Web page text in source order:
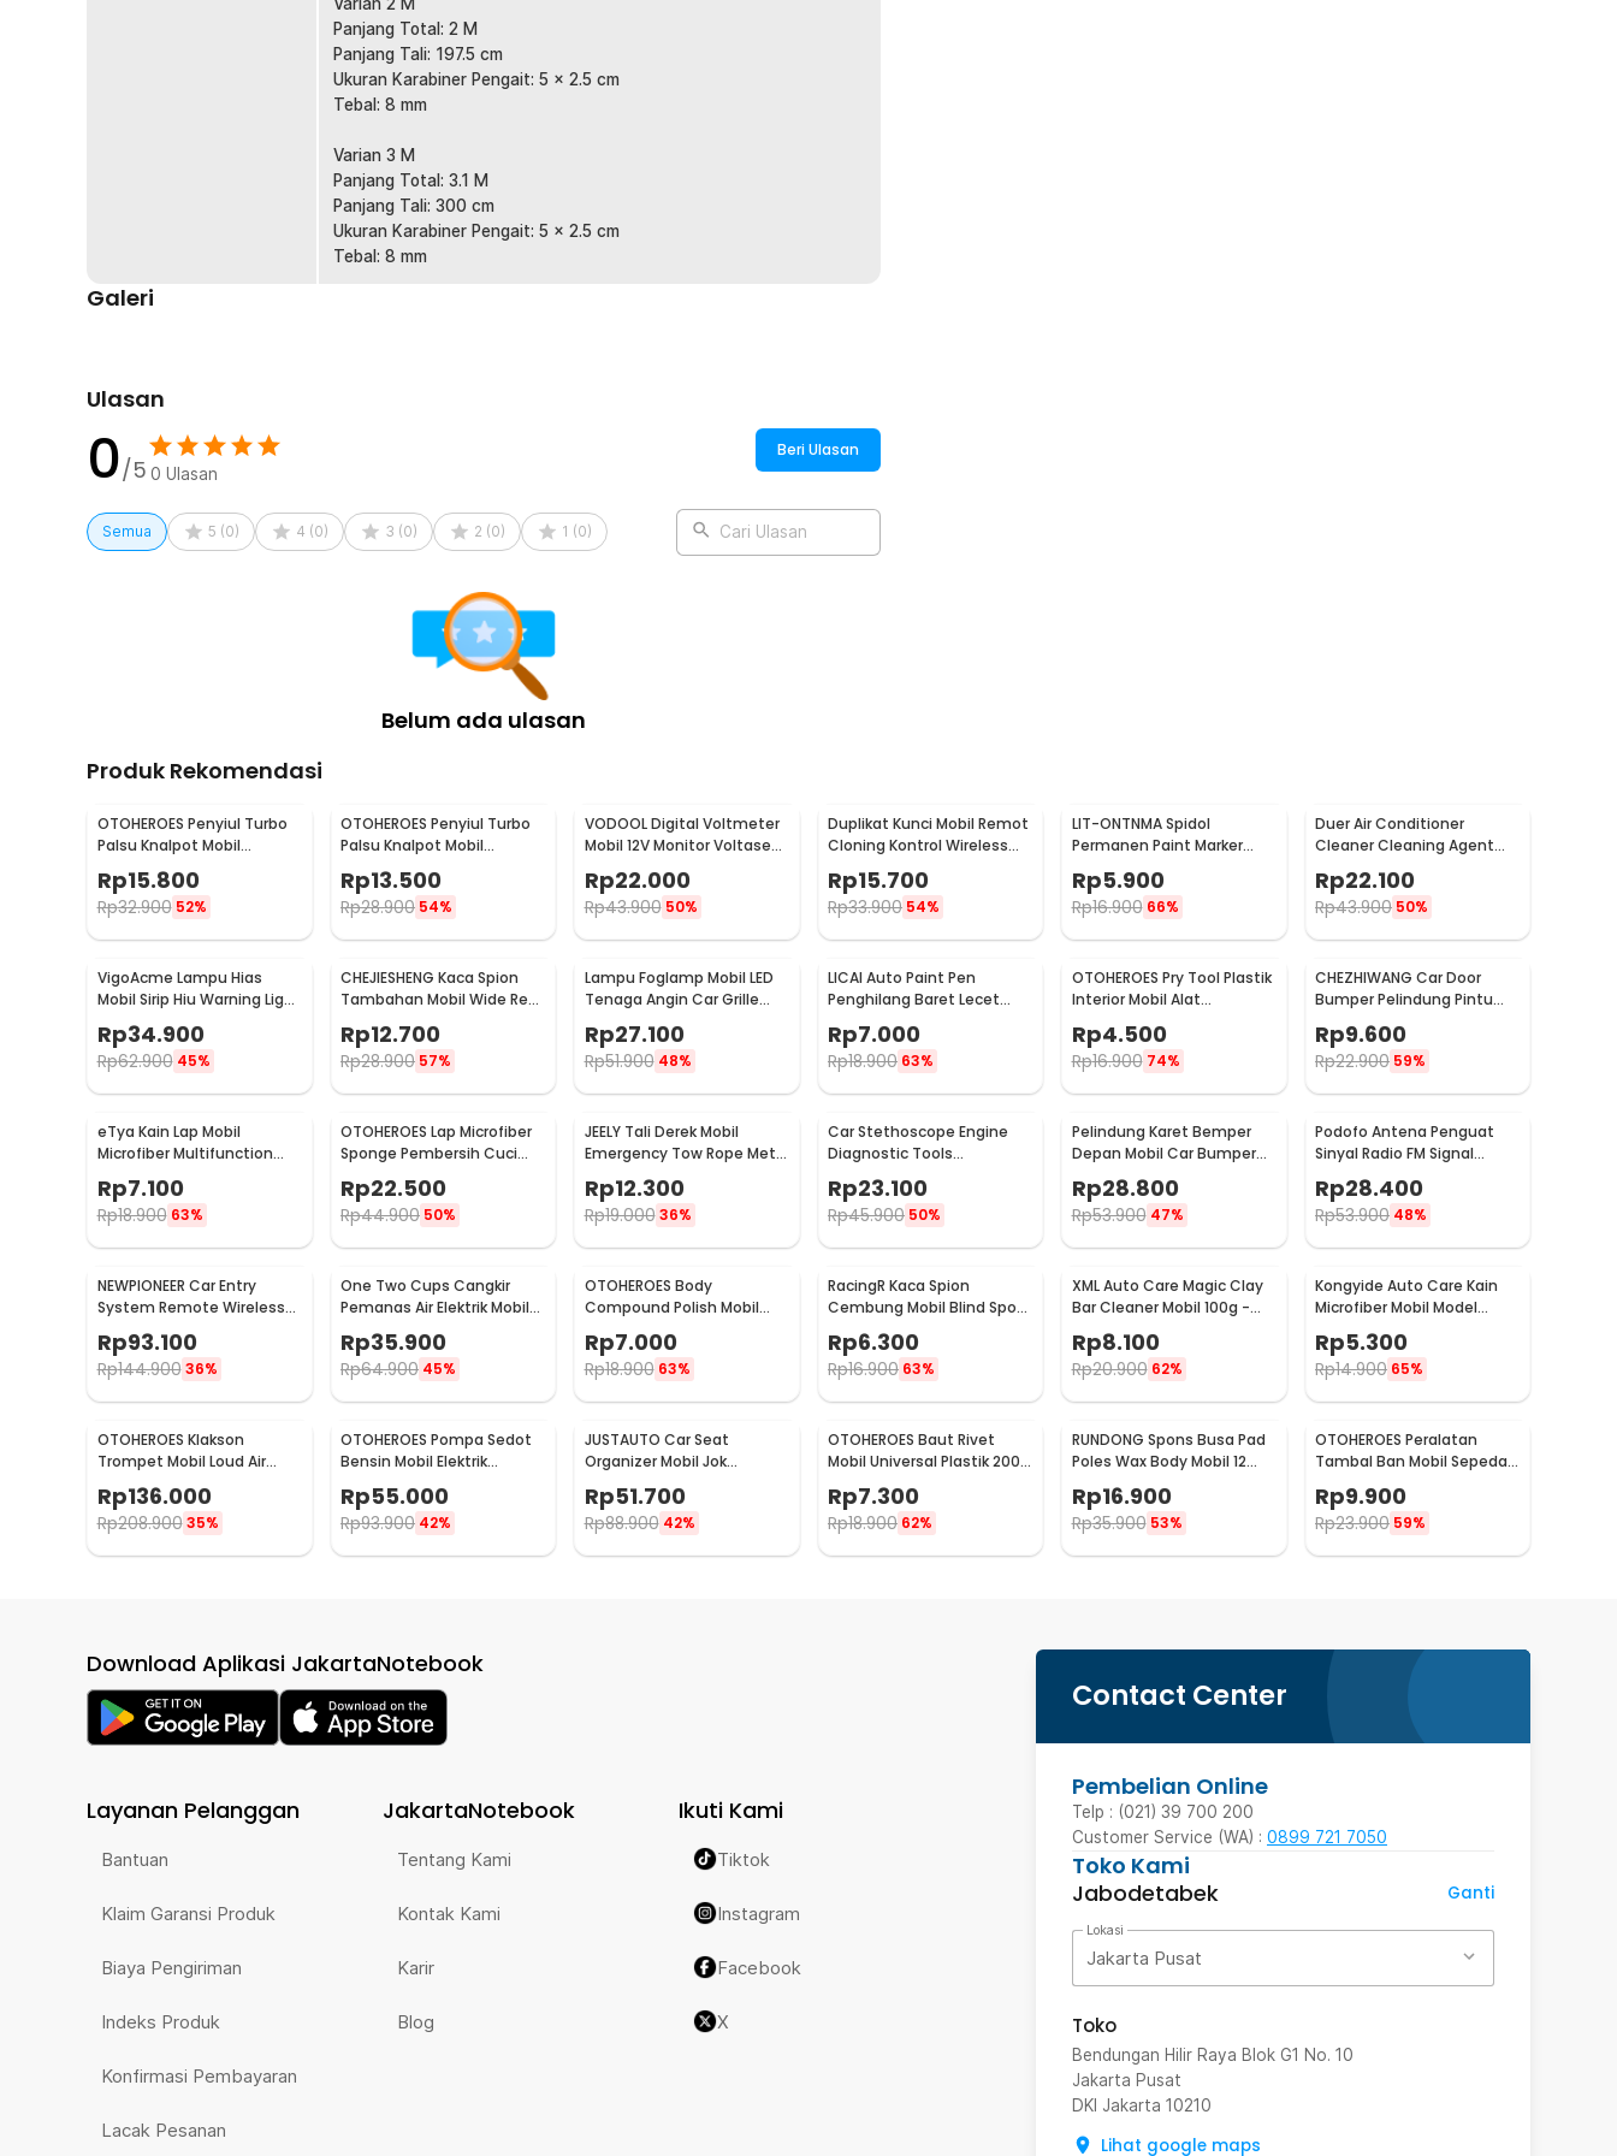
Terbuat dari karet berkualitas yang dilapisi poliester sehingga lebih kuat, fleksibel, dan tahan aus.
Tidak mudah putus meski sering ditarik. Cocok untuk penggunaan jangka panjang.
Fleksibel untuk Berbagai Barang
Bisa digunakan untuk mengikat box, tas, galon, perlengkapan camping, hingga barang bawaan
kebutuhan harian maupun outdoor.
Rincian yang Anda dapatkan untuk pembelian produk ini:
Panjang Total: 2 M
Panjang Tali: 197.5 cm
Ukuran Karabiner Pengait: 5 x 2.5 cm
Tebal: 8 mm
Varian 3 M
Panjang Total: 3.1 M
Panjang Tali: 300 cm
Ukuran Karabiner Pengait: 5 x 2.5 cm
Tebal: 8 mm
Galeri
Ulasan
0/5 0 Ulasan
Beri Ulasan
Semua 5 (0) 4 (0) 3 (0) 2 (0) 1 (0) Cari Ulasan
Belum ada ulasan
Produk Rekomendasi
OTOHEROES Penyiul Turbo
Palsu Knalpot Mobil
Whistler 1000-2400cc L -
TUR007
Rp15.800
Rp32.900 52%
OTOHEROES Penyiul Turbo
Palsu Knalpot Mobil
Whistler 1000-1800cc M 1.6-
2.0 - TUR007
Rp13.500
Rp28.900 54%
VODOOL Digital Voltmeter
Mobil 12V Monitor Voltase
Rp22.000
Rp43.900 50%
Duplikat Kunci Mobil Remot
Cloning Kontrol Wireless
Rp15.700
Rp33.900 54%
LIT-ONTNMA Spidol
Permanen Paint Marker
MP-01
Rp5.900
Rp16.900 66%
Duer Air Conditioner
Cleaner Cleaning Agent
500ml - QUY1640
Rp22.100
Rp43.900 50%
VigoAcme Lampu Hias
Mobil Sirip Hiu Warning Light
Solar Energy 8 LED - FZWJSD
Rp34.900
Rp62.900 45%
CHEJIESHENG Kaca Spion
Tambahan Mobil Wide Rear
080
Rp12.700
Rp28.900 57%
Lampu Foglamp Mobil LED
Tenaga Angin Car Grille
XY044
Rp27.100
Rp51.900 48%
LICAI Auto Paint Pen
Penghilang Baret Lecet
Rp7.000
Rp18.900 63%
OTOHEROES Pry Tool Plastik
Interior Mobil Alat
AA16
Rp4.500
Rp16.900 74%
CHEZHIWANG Car Door
Bumper Pelindung Pintu
Mobil Anti Gores 8 PCS -
HT-001
Rp9.600
Rp22.900 59%
eTya Kain Lap Mobil
Microfiber Multifunction
H-10
Rp7.100
Rp18.900 63%
OTOHEROES Lap Microfiber
Sponge Pembersih Cuci
Rp22.500
Rp44.900 50%
JEELY Tali Derek Mobil
Emergency Tow Rope Metal
Buckle U-Type 2.7M - JL30
Rp12.300
Rp19.000 36%
Car Stethoscope Engine
Diagnostic Tools
Stetoskop Mesin Mobil -
W80582
Rp23.100
Rp45.900 50%
Pelindung Karet Bemper
Depan Mobil Car Bumper
Guard 57mm 2.5M
Rp28.800
Rp53.900 47%
Podofo Antena Penguat
Sinyal Radio FM Signal
Amplifier untuk Mobil -
ANT-208
Rp28.400
Rp53.900 48%
NEWPIONEER Car Entry
System Remote Wireless
12V Door Lock Mobil - CK18
Rp93.100
Rp144.900 36%
One Two Cups Cangkir
Pemanas Air Elektrik Mobil
Travel Mug 450ml - NJ88
Rp35.900
Rp64.900 45%
OTOHEROES Body
Compound Polish Mobil
with Spons - YYC-508
Rp7.000
Rp18.900 63%
RacingR Kaca Spion
Cembung Mobil Blind Spot
Wide Angle 50mm 2 Pcs -
J0027
Rp6.300
Rp16.900 63%
XML Auto Care Magic Clay
Bar Cleaner Mobil 100g -
QW89
Rp8.100
Rp20.900 62%
Kongyide Auto Care Kain
Microfiber Mobil Model
Bundar - L-20
Rp5.300
Rp14.900 65%
OTOHEROES Klakson
Trompet Mobil Loud Air
Horn 150dB 12V - JD4001
Rp136.000
Rp208.900 35%
OTOHEROES Pompa Sedot
Bensin Mobil Elektrik
12V - CT-14
Rp55.000
Rp93.900 42%
JUSTAUTO Car Seat
Organizer Mobil Jok
Barang Tisu - Z-354
Rp51.700
Rp88.900 42%
OTOHEROES Baut Rivet
Mobil Universal Plastik 200
PCS - PE02
Rp7.300
Rp18.900 62%
RUNDONG Spons Busa Pad
Poles Wax Body Mobil 12
PCS - R2010
Rp16.900
Rp35.900 53%
OTOHEROES Peralatan
Tambal Ban Mobil Sepeda
Rp9.900
Rp23.900 59%
Contact Center
Pembelian Online
Telp : (021) 39 700 200
Customer Service (WA) : 0899 721 7050
Toko Kami
Jabodetabek
Ganti
Lokasi
Jakarta Pusat
Toko
Bendungan Hilir Raya Blok G1 No. 10
Jakarta Pusat
DKI Jakarta 10210
Lihat google maps
Download Aplikasi JakartaNotebook
Layanan Pelanggan
Bantuan
Klaim Garansi Produk
Biaya Pengiriman
Indeks Produk
Konfirmasi Pembayaran
Lacak Pesanan
JakartaNotebook
Tentang Kami
Kontak Kami
Karir
Blog
Ikuti Kami
Tiktok
Instagram
Facebook
X